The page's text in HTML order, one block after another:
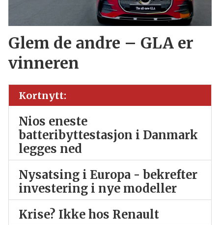
Glem de andre – GLA er
vinneren
Kortnytt:
Nios eneste
batteribyttestasjon i Danmark
legges ned
Nysatsing i Europa - bekrefter
investering i nye modeller
Krise? Ikke hos Renault